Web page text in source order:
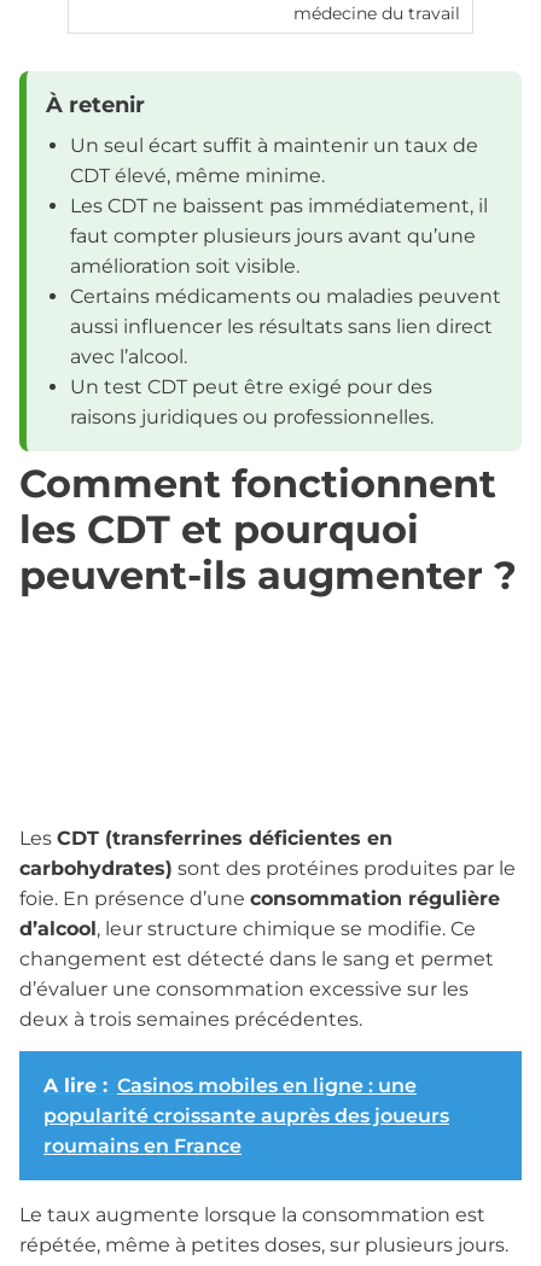
médecine du travail
À retenir
Un seul écart suffit à maintenir un taux de
CDT élevé, même minime.
Les CDT ne baissent pas immédiatement, il
faut compter plusieurs jours avant qu’une
amélioration soit visible.
Certains médicaments ou maladies peuvent
aussi influencer les résultats sans lien direct
avec l’alcool.
Un test CDT peut être exigé pour des
raisons juridiques ou professionnelles.
Comment fonctionnent
les CDT et pourquoi
peuvent-ils augmenter ?
Les CDT (transferrines déficientes en
carbohydrates) sont des protéines produites par le
foie. En présence d’une consommation régulière
d’alcool, leur structure chimique se modifie. Ce
changement est détecté dans le sang et permet
d’évaluer une consommation excessive sur les
deux à trois semaines précédentes.
A lire : Casinos mobiles en ligne : une
popularité croissante auprès des joueurs
roumains en France
Le taux augmente lorsque la consommation est
répétée, même à petites doses, sur plusieurs jours.